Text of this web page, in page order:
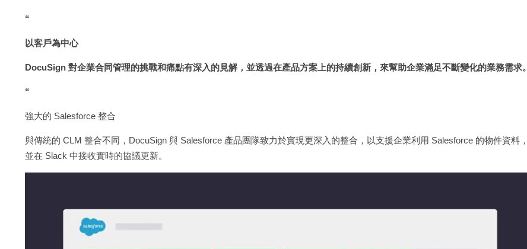
“
以客戶為中心
DocuSign 對企業合同管理的挑戰和痛點有深入的見解，並透過在產品方案上的持續創新，來幫助企業滿足不斷變化的業務需求。
“
強大的 Salesforce 整合
與傳統的 CLM 整合不同，DocuSign 與 Salesforce 產品團隊致力於實現更深入的整合，以支援企業利用 Salesforce 的物件資料，
並在 Slack 中接收實時的協議更新。